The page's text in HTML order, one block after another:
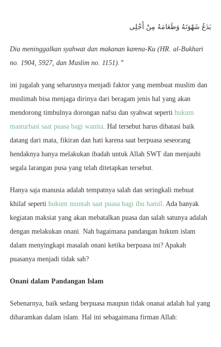
يَدَعُ شَهْوَتَهُ وَطَعَامَهُ مِنْ أَجْلِى
Dia meninggalkan syahwat dan makanan karena-Ku (HR. al-Bukhari
no. 1904, 5927, dan Muslim no. 1151).”
ini jugalah yang seharusnya menjadi faktor yang membuat muslim dan
muslimah bisa menjaga dirinya dari beragam jenis hal yang akan
mendorong timbulnya dorongan nafsu dan syahwat seperti hukum
masturbasi saat puasa bagi wanita. Hal tersebut harus dibatasi baik
datang dari mata, fikiran dan hati karena saat berpuasa seseorang
hendaknya hanya melakukan ibadah untuk Allah SWT dan menjauhi
segala larangan pusa yang telah ditetapkan tersebut.
Hanya saja manusia adalah tempatnya salah dan seringkali mebuat
khilaf seperti hukum muntah saat puasa bagi ibu hamil. Ada banyak
kegiatan maksiat yang akan mebatalkan puasa dan salah satunya adalah
dengan melakukan onani. Nah bagaimana pandangan hukum islam
dalam menyingkapi masalah onani ketika berpuasa ini? Apakah
puasanya menjadi tidak sah?
Onani dalam Pandangan Islam
Sebenarnya, baik sedang berpuasa maupun tidak onanai adalah hal yang
diharamkan dalam islam. Hal ini sebagaimana firman Allah: